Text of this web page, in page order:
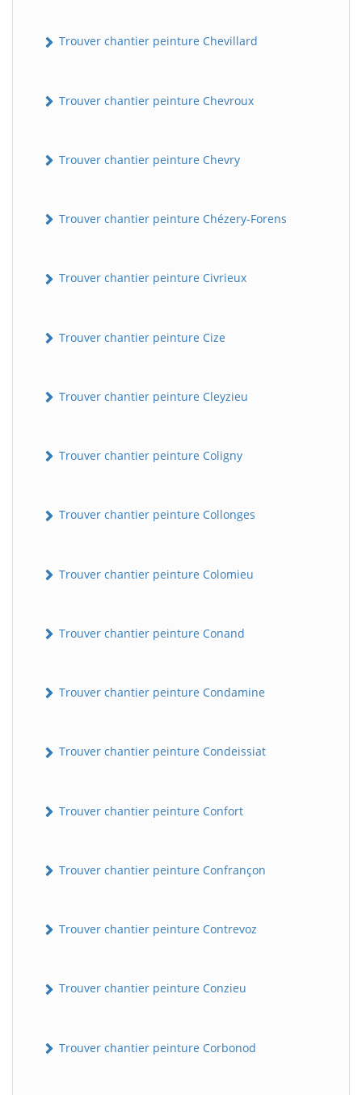
Trouver chantier peinture Chevillard
Trouver chantier peinture Chevroux
Trouver chantier peinture Chevry
Trouver chantier peinture Chézery-Forens
Trouver chantier peinture Civrieux
Trouver chantier peinture Cize
Trouver chantier peinture Cleyzieu
Trouver chantier peinture Coligny
Trouver chantier peinture Collonges
Trouver chantier peinture Colomieu
Trouver chantier peinture Conand
Trouver chantier peinture Condamine
Trouver chantier peinture Condeissiat
Trouver chantier peinture Confort
Trouver chantier peinture Confrançon
Trouver chantier peinture Contrevoz
Trouver chantier peinture Conzieu
Trouver chantier peinture Corbonod
B BatiWebPro